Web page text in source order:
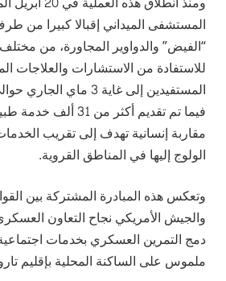
المستشفى الميداني إقبالا كبيرا من
“الفيض” والدواوير المجاورة، من
للاستفادة من الاستشارات والعلاجات
فيما تم تقديم أكثر من
مقاربة إنسانية تهدف إلى تقريب
الولوج إليها في المناطق القروية.
وتعكس هذه المبادرة المشتركة بين
والجيش الأمريكي نجاح التعاون
دمج التمرين العسكري بخدمات
ملموس على الساكنة المحلية بإقليم